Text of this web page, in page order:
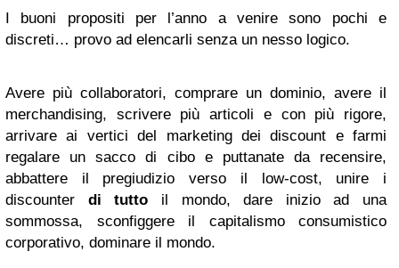
I buoni propositi per l’anno a venire sono pochi e
discreti… provo ad elencarli senza un nesso logico.
Avere più collaboratori, comprare un dominio, avere il
merchandising, scrivere più articoli e con più rigore,
arrivare ai vertici del marketing dei discount e farmi
regalare un sacco di cibo e puttanate da recensire,
abbattere il pregiudizio verso il low-cost, unire i
discounter di tutto il mondo, dare inizio ad una
sommossa, sconfiggere il capitalismo consumistico
corporativo, dominare il mondo.